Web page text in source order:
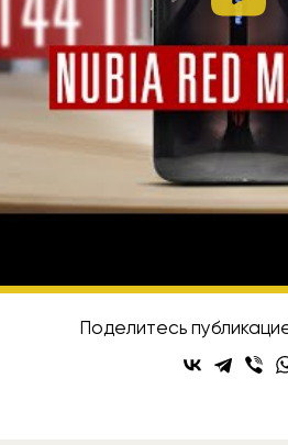
nubia
Поделитесь